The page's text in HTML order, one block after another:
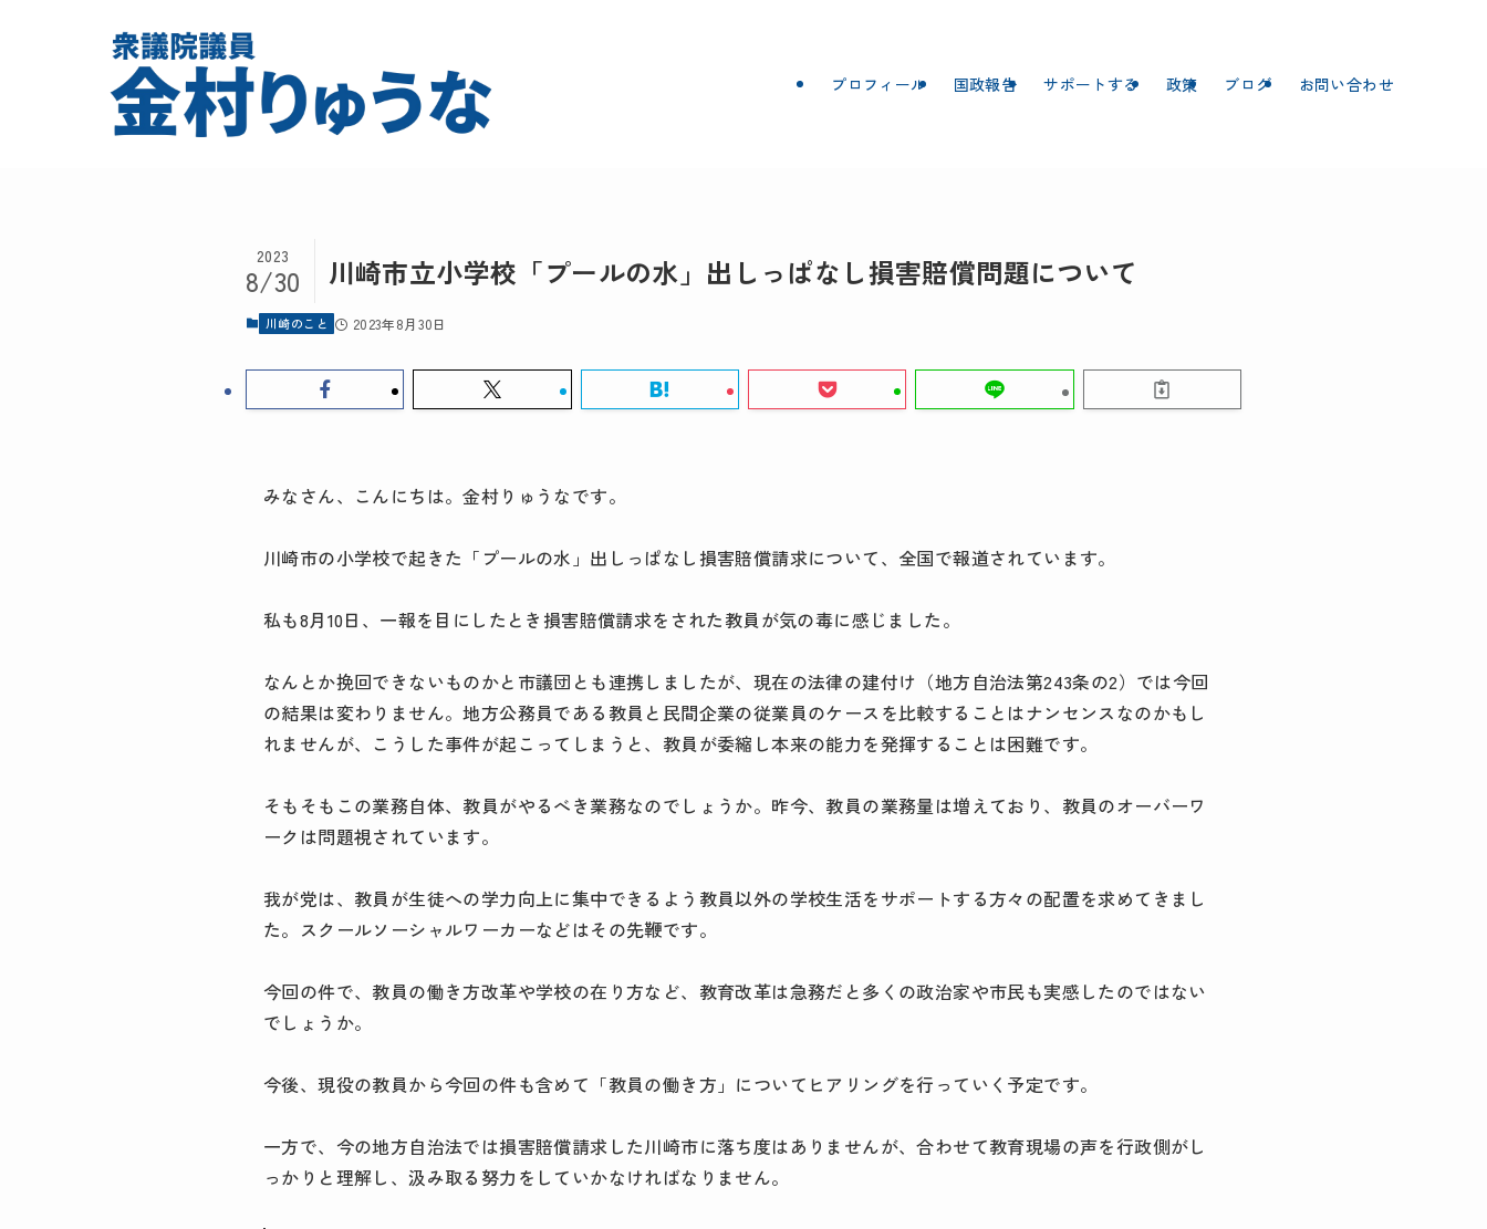
プロフィール 国政報告 サポートする 政策 ブログ お問い合わせ
川崎市立小学校「プールの水」出しっぱなし損害賠償問題について
2023
8/30
川崎のこと 2023年8月30日
みなさん、こんにちは。金村りゅうなです。
川崎市の小学校で起きた「プールの水」出しっぱなし損害賠償請求について、全国で報道されています。
私も8月10日、一報を目にしたとき損害賠償請求をされた教員が気の毒に感じました。
なんとか挽回できないものかと市議団とも連携しましたが、現在の法律の建付け（地方自治法第243条の2）では今回
の結果は変わりません。地方公務員である教員と民間企業の従業員のケースを比較することはナンセンスなのかもし
れませんが、こうした事件が起こってしまうと、教員が委縮し本来の能力を発揮することは困難です。
そもそもこの業務自体、教員がやるべき業務なのでしょうか。昨今、教員の業務量は増えており、教員のオーバーワ
ークは問題視されています。
我が党は、教員が生徒への学力向上に集中できるよう教員以外の学校生活をサポートする方々の配置を求めてきまし
た。スクールソーシャルワーカーなどはその先鞭です。
今回の件で、教員の働き方改革や学校の在り方など、教育改革は急務だと多くの政治家や市民も実感したのではない
でしょうか。
今後、現役の教員から今回の件も含めて「教員の働き方」についてヒアリングを行っていく予定です。
一方で、今の地方自治法では損害賠償請求した川崎市に落ち度はありませんが、合わせて教育現場の声を行政側がし
っかりと理解し、汲み取る努力をしていかなければなりません。